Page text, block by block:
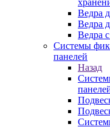
Ведра
Ведра
Ведра
Системы
панелей
Назад